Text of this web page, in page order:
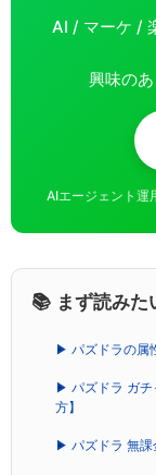
AI / マーケ /
興味の
AIエージェント運
📚 まず読みた
▶ パズドラの属
▶ パズドラ ガチ
方】
▶ パズドラ 無課